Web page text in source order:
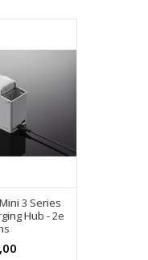
3 Series
Hub - 2e